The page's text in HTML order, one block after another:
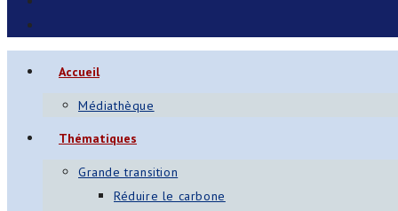
Accueil
Médiathèque
Thématiques
Grande transition
Réduire le carbone